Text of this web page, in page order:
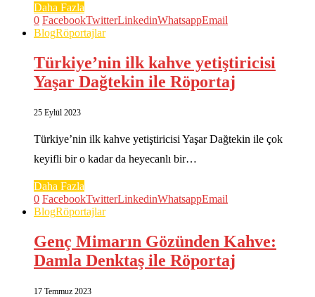
Daha Fazla
0 FacebookTwitterLinkedinWhatsappEmail
BlogRöportajlar
Türkiye’nin ilk kahve yetiştiricisi
Yaşar Dağtekin ile Röportaj
25 Eylül 2023
Türkiye’nin ilk kahve yetiştiricisi Yaşar Dağtekin ile çok
keyifli bir o kadar da heyecanlı bir…
Daha Fazla
0 FacebookTwitterLinkedinWhatsappEmail
BlogRöportajlar
Genç Mimarın Gözünden Kahve:
Damla Denktaş ile Röportaj
17 Temmuz 2023